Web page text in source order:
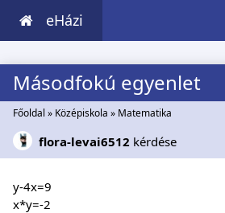
eHázi
Másodfokú egyenlet
Főoldal » Középiskola » Matematika
flora-levai6512 kérdése
y-4x=9
x*y=-2